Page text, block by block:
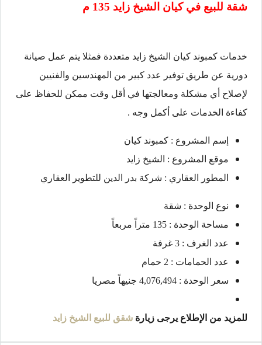
شقة للبيع فيكيان الشيخ زايد
خدمات كمبوند كيان الشيخ زايد متعددة فمثلا يتم عمل صيانة
دورية عن طريق توفير عدد كبير من المهندسين والفنيين
لإصلاح أي مشكلة ومعالجتها في أقل وقت ممكن للحفاظ على
كفاءة الخدمات على أكمل وجه .
إسم المشروع : كمبوند كيان
موقع المشروع : الشيخ زايد
المطور العقاري : شركة بدر الدين للتطوير العقاري
نوع الوحدة : شقة
مساحة الوحدة : 135 متراً مربعاً
عدد الغرف : 3 غرفة
عدد الحمامات : 2 حمام
سعر الوحدة : 4,076,494 جنيهاً مصريا
للمزيد من الإطلاع يرجى زيارة شقق للبيع الشيخ زايد